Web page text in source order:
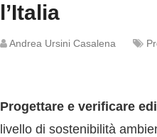
l’Italia
Andrea Ursini Casalena
Progettare e verificare
livello di sostenibilità